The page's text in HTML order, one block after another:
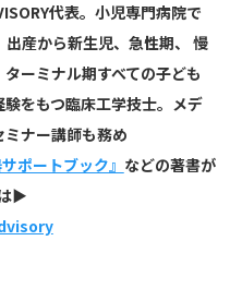
代表。小児専門病院で
出産から新生児、急性期、 慢
ーミナル期すべての子ども
験をもつ臨床工学技士。メデ
ミナー講師も務め
ポートブック』 などの著書が
▶